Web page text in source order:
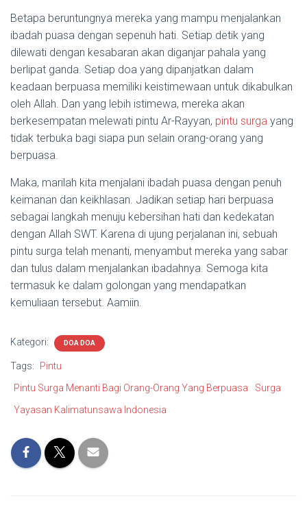
Betapa beruntungnya mereka yang mampu menjalankan
ibadah puasa dengan sepenuh hati. Setiap detik yang
dilewati dengan kesabaran akan diganjar pahala yang
berlipat ganda. Setiap doa yang dipanjatkan dalam
keadaan berpuasa memiliki keistimewaan untuk dikabulkan
oleh Allah. Dan yang lebih istimewa, mereka akan
berkesempatan melewati pintu Ar-Rayyan, pintu surga yang
tidak terbuka bagi siapa pun selain orang-orang yang
berpuasa.
Maka, marilah kita menjalani ibadah puasa dengan penuh
keimanan dan keikhlasan. Jadikan setiap hari berpuasa
sebagai langkah menuju kebersihan hati dan kedekatan
dengan Allah SWT. Karena di ujung perjalanan ini, sebuah
pintu surga telah menanti, menyambut mereka yang sabar
dan tulus dalam menjalankan ibadahnya. Semoga kita
termasuk ke dalam golongan yang mendapatkan
kemuliaan tersebut. Aamiin.
Kategori: DOA DOA
Tags:
Pintu
Pintu Surga Menanti Bagi Orang-Orang Yang Berpuasa
Surga
Yayasan Kalimatunsawa Indonesia